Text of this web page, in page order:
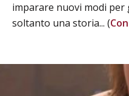
imparare nuovi modi per
soltanto una storia... (